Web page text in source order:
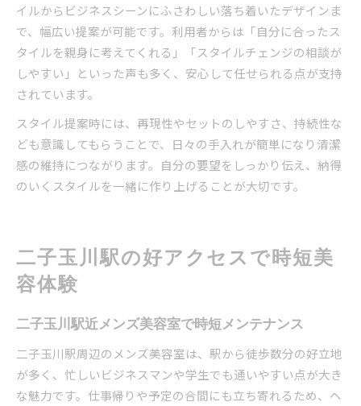
イルからビジネスシーンにふさわしい落ち着いたデザインま
で、幅広い提案が可能です。利用者からは「自分に合ったス
タイルを親身に考えてくれる」「スタイルチェンジの相談が
しやすい」といった声も多く、安心して任せられる点が支持
されています。
スタイル提案時には、再現性やセットのしやすさ、持続性な
ども意識してもらうことで、日々の手入れが簡単になり清潔
感の維持につながります。自分の要望をしっかり伝え、納得
のいくスタイルを一緒に作り上げることが大切です。
二子玉川駅の好アクセスで時短美
容体験
二子玉川駅近メンズ美容室で時短メンテナンス
二子玉川駅周辺のメンズ美容室は、駅から徒歩数分の好立地
が多く、忙しいビジネスマンや学生でも通いやすい点が大き
な魅力です。仕事帰りや予定の合間にも立ち寄れるため、ヘ